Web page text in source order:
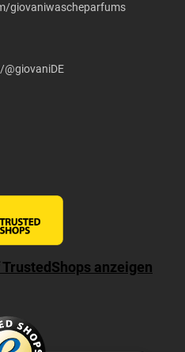
giovaniwascheparfums
anzeigen